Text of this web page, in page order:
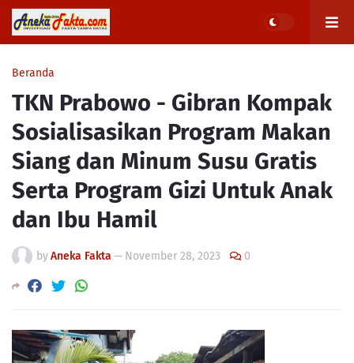
Beranda
TKN Prabowo - Gibran Kompak
Sosialisasikan Program Makan
Siang dan Minum Susu Gratis
Serta Program Gizi Untuk Anak
dan Ibu Hamil
byAneka Fakta — November 28, 2023 0